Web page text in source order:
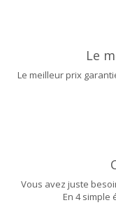
Le
Le meilleur prix
Vous avez juste
En 4 simple